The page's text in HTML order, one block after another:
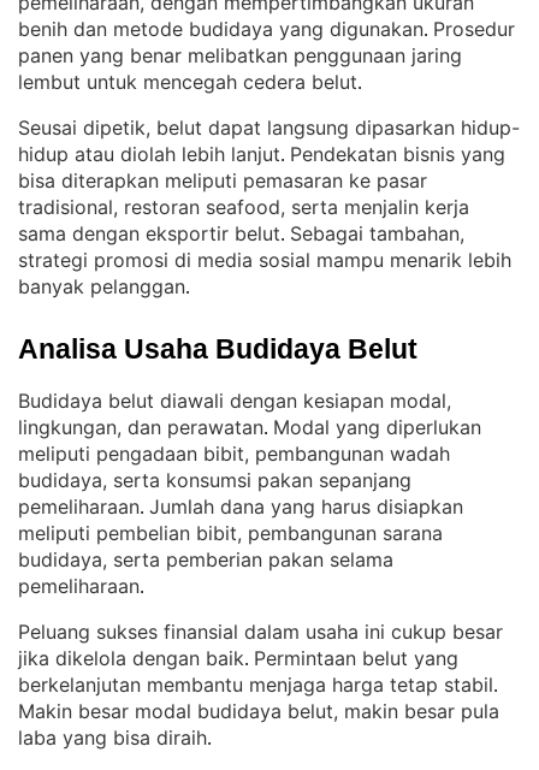
benih dan metode budidaya yang digunakan. Prosedur
panen yang benar melibatkan penggunaan jaring
lembut untuk mencegah cedera belut.
Seusai dipetik, belut dapat langsung dipasarkan hidup-
hidup atau diolah lebih lanjut. Pendekatan bisnis yang
bisa diterapkan meliputi pemasaran ke pasar
tradisional, restoran seafood, serta menjalin kerja
sama dengan eksportir belut. Sebagai tambahan,
strategi promosi di media sosial mampu menarik lebih
banyak pelanggan.
Analisa Usaha Budidaya Belut
Budidaya belut diawali dengan kesiapan modal,
lingkungan, dan perawatan. Modal yang diperlukan
meliputi pengadaan bibit, pembangunan wadah
budidaya, serta konsumsi pakan sepanjang
pemeliharaan. Jumlah dana yang harus disiapkan
meliputi pembelian bibit, pembangunan sarana
budidaya, serta pemberian pakan selama
pemeliharaan.
Peluang sukses finansial dalam usaha ini cukup besar
jika dikelola dengan baik. Permintaan belut yang
berkelanjutan membantu menjaga harga tetap stabil
Makin besar modal budidaya belut, makin besar pula
laba yang bisa diraih.